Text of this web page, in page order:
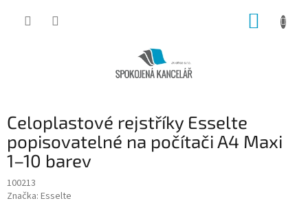
Celoplastové rejstříky Esselte
popisovatelné na počítači A4 Maxi
1–10 barev
100213
Značka: Esselte